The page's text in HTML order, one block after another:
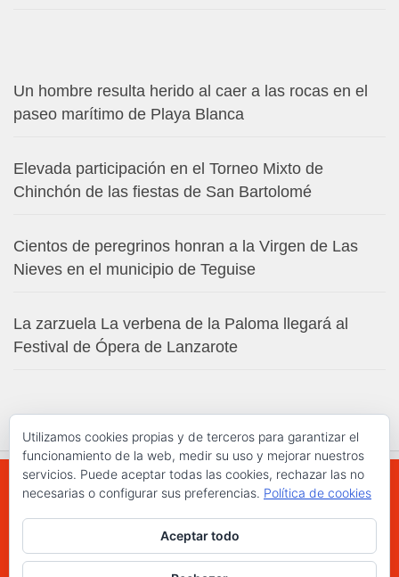
Un hombre resulta herido al caer a las rocas en el
paseo marítimo de Playa Blanca
Elevada participación en el Torneo Mixto de
Chinchón de las fiestas de San Bartolomé
Cientos de peregrinos honran a la Virgen de Las
Nieves en el municipio de Teguise
La zarzuela La verbena de la Paloma llegará al
Festival de Ópera de Lanzarote
WWW.ELCHAPLON.COM © 2026. Todos los
derechos reservados.
Utilizamos cookies propias y de terceros para garantizar el
funcionamiento de la web, medir su uso y mejorar nuestros
servicios. Puede aceptar todas las cookies, rechazar las no
necesarias o configurar sus preferencias. Política de cookies
Aceptar todo